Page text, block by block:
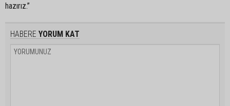
hazırız.”
HABERE YORUM KAT